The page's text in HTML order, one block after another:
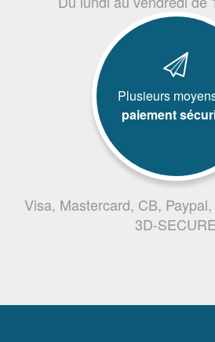
Plusieurs
paiement
Visa, Mastercard, CB,
3D-SECURE